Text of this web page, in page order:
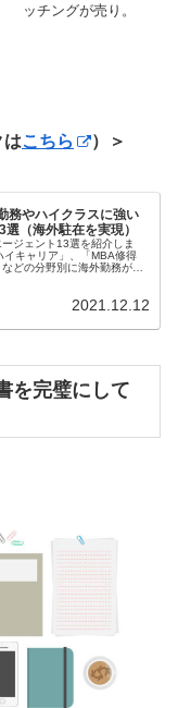
ッチングが売り。
はこちら ）＞
務やハイクラスに強い
（海外駐在を実現）
ジェント13選を紹介しま
キャリア」、「MBA修得
どの分野別に海外勤務がで
2021.12.12
を完璧にして